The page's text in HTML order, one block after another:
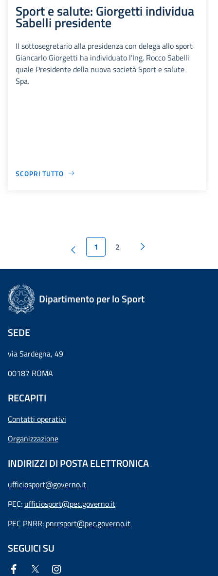
Sport e salute: Giorgetti individua
Sabelli presidente
Il sottosegretario alla presidenza con delega allo sport
Giancarlo Giorgetti ha individuato l'Ing. Rocco Sabelli
quale Presidente della nuova società Sport e salute
Spa.
SCOPRI TUTTO
1 2
Dipartimento per lo Sport
SEDE
via Sardegna, 49
00187 ROMA
RECAPITI
Contatti operativi
Organizzazione
INDIRIZZI DI POSTA ELETTRONICA
ufficiosport@governo.it
PEC: ufficiosport@pec.governo.it
PEC PNRR: pnrrsport@pec.governo.it
SEGUICI SU